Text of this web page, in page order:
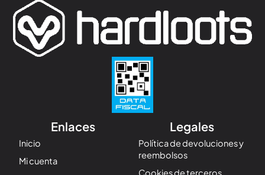
Enlaces
Inicio
Mi cuenta
Legales
Política de devoluciones y
reembolsos